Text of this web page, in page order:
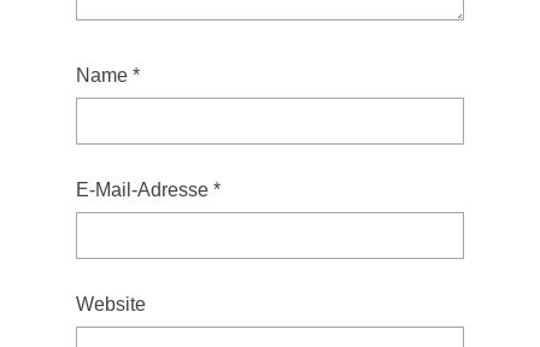
Name *
E-Mail-Adresse *
Website